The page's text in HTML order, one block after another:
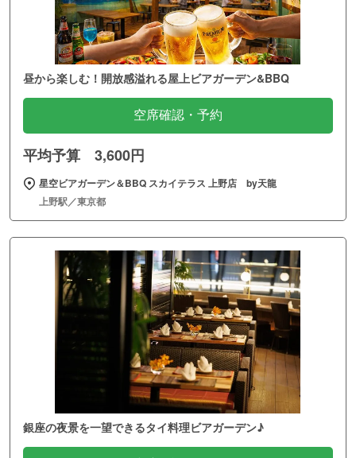
昼から楽しむ！開放感溢れる屋上ビアガーデン&BBQ
空席確認・予約
平均予算 3,600円
星空ビアガーデン＆BBQ スカイテラス 上野店 by天龍
上野駅／東京都
銀座の夜景を一望できるタイ料理ビアガーデン♪